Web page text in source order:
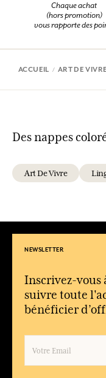
Chaque achat
(hors promotion)
vous rapporte des
ACCUEIL ART DE VIVRE
Des nappes
Art De Vivre
NEWSLETTER
Inscrivez-vous
suivre toute
bénéficier